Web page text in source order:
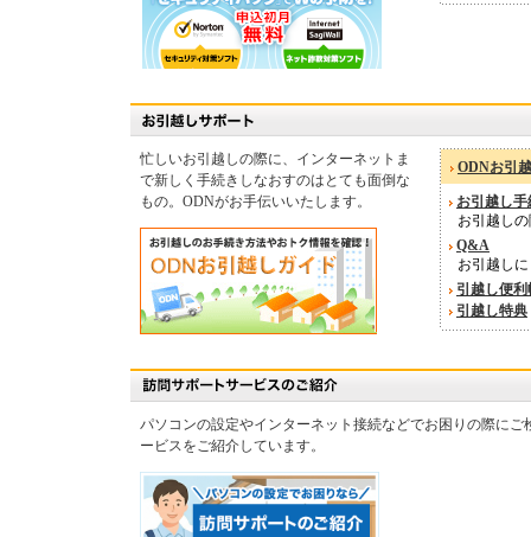
忙しいお引越しの際に、インターネットま
で新しく手続きしなおすのはとても面倒な
もの。ODNがお手伝いいたします。
ODNお引
お引越し手
お引越し
Q&A
お引越し
引越し便利
引越し特典
パソコンの設定やインターネット接続などでお困りの際にご
ービスをご紹介しています。